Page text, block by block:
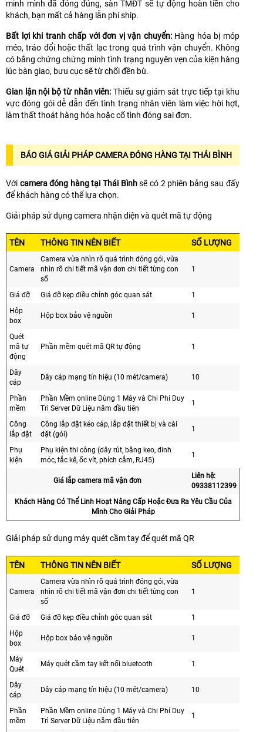
minh mình đã đóng đúng, sàn TMĐT sẽ tự động hoàn tiền cho
khách, bạn mất cả hàng lẫn phí ship.
Bất lợi khi tranh chấp với đơn vị vận chuyển:Hàng hóa bị móp
méo, tráo đổi hoặc thất lạc trong quá trình vận chuyển. Không
có bằng chứng chứng minh tình trạng nguyên vẹn của kiện hàng
lúc bàn giao, bưu cục sẽ từ chối đền bù.
Gian lận nội bộ từ nhân viên: Thiếu sự giám sát trực tiếp tại khu
vực đóng gói dễ dẫn đến tình trạng nhân viên làm việc hời hợt,
làm thất thoát hàng hóa hoặc cố tình đóng sai đơn.
BÁO GIÁ GIẢI PHÁP CAMERA ĐÓNG HÀNG TẠI THÁI BÌNH
Với camera đóng hàng tại Thái Bìnhsẽ có 2 phiên bảng sau đấy
để khách hàng có thể lựa chọn.
Giải pháp sử dụng camera nhận diện và quét mã tự động
TÊN THÔNG TIN NÊN BIẾT SỐ LƯỢNG
Camera
Camera vừa nhìn rõ quá trình đóng gói, vừa
nhìn rõ chi tiết mã vận đơn chi tiết từng con
số
1
Giá đỡ Giá đỡ kẹp điều chỉnh góc quan sát
1
Hộp
box
Hộp box bảo vệ nguồn 1
Quét
mã tự
động
Phần mềm quét mã QR tự động 1
Dây
cáp
Dây cáp mạng tín hiệu (10 mét/camera) 10
Phần
mềm
Phần Mềm online Dùng 1 Máy và Chi Phí Duy
Trì Server Dữ Liệu năm đầu tiên
1
Công
lắp đặt
Công lắp đặt kéo cáp, lắp đặt thiết bị và cài
đặt (gói)
1
Phụ
kiện
Phụ kiện thi công (dây rút, băng keo, đinh
móc, tắc kê, ốc vít, phích cắm, RJ45)
1
Giá lắp camera mã vận đơn
Liên hệ:
09338112399
Khách Hàng Có Thể Linh Hoạt Nâng Cấp Hoặc Đưa Ra Yêu Cầu Của
Mình Cho Giải Pháp
Giải pháp sử dụng máy quét cầm tay để quét mã QR
TÊN THÔNG TIN NÊN BIẾT SỐ LƯỢNG
Camera
Camera vừa nhìn rõ quá trình đóng gói, vừa
nhìn rõ chi tiết mã vận đơn chi tiết từng con
số
1
Giá đỡ Giá đỡ kẹp điều chỉnh góc quan sát
1
Hộp
box
Hộp box bảo vệ nguồn 1
Máy
Quét
Máy quét cầm tay kết nối bluetooth 1
Dây
cáp
Dây cáp mạng tín hiệu (10 mét/camera) 10
Phần
mềm
Phần Mềm online Dùng 1 Máy và Chi Phí Duy
Trì Server Dữ Liệu năm đầu tiên
1